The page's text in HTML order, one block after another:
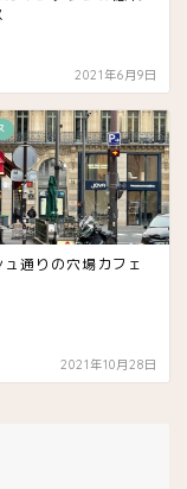
2021年6月9日
ュ通りの穴場カフェ
2021年10月28日